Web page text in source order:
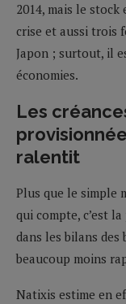
2014, mais le
crise et aussi trois
Japon ; surtout, il
économies.
Les
ralentit
Plus que le simple
qui compte, c’est
dans les bilans des
beaucoup moins
Natixis estime en